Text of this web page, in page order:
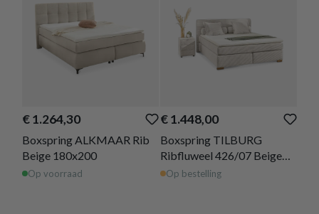
€ 1.264,30
Boxspring ALKMAAR Rib
Beige 180x200
Op voorraad
€ 1.448,00
Boxspring TILBURG
Ribfluweel 426/07 Beige
180x200
Op bestelling